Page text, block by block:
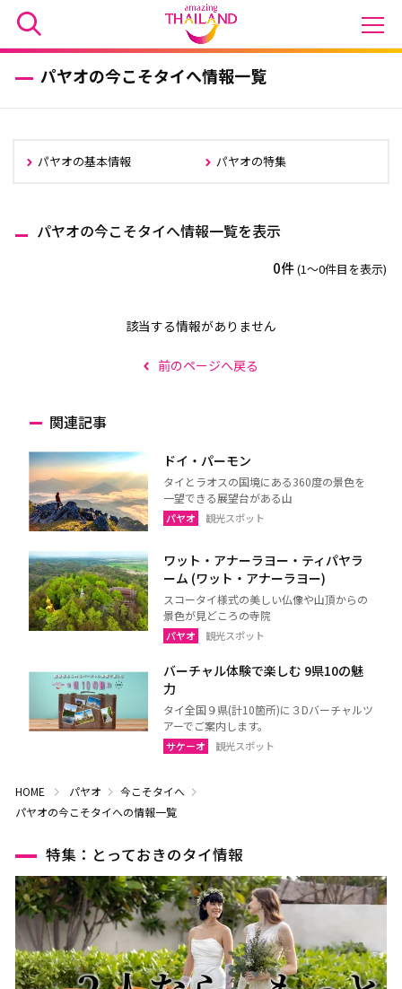
パヤオの今こそタイへ情報一覧
パヤオの基本情報 パヤオの特集
パヤオの今こそタイへ情報一覧を表示
0件(1〜0件目を表示)
該当する情報がありません
前のページへ戻る
関連記事
ドイ・パーモン
タイとラオスの国境にある360度の景色を
一望できる展望台がある山
パヤオ 観光スポット
ワット・アナーラヨー・ティパヤラ
ーム (ワット・アナーラヨー)
スコータイ様式の美しい仏像や山頂からの
景色が見どころの寺院
パヤオ 観光スポット
バーチャル体験で楽しむ 9県10の魅
力
タイ全国９県(計10箇所)に３Dバーチャルツ
アーでご案内します。
サケーオ 観光スポット
HOME パヤオ
今こそタイへ
パヤオの今こそタイへの情報一覧
特集：とっておきのタイ情報